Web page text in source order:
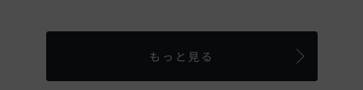
もっと見る